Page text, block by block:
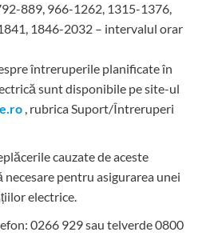
889, 966-1262, 1315-1376,
1846-2032 – intervalul orar
întreruperile planificate în
sunt disponibile pe site-ul
, rubrica Suport/Întreruperi
cauzate de aceste
pentru asigurarea unei
electrice.
efon: 0266 929 sau telverde 0800